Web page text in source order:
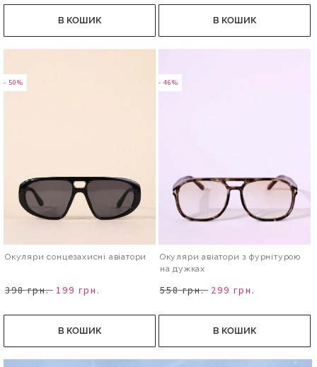
В КОШИК В КОШИК
- 50%
Окуляри сонцезахисні авіатори
398 грн. 199 грн.
В КОШИК
- 46%
Окуляри авіатори з фурнітурою
на дужках
558 грн. 299 грн.
В КОШИК